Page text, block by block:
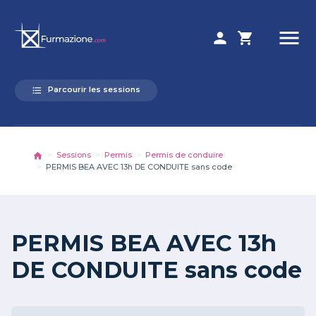
person shopping_cart menu
format_list_bulleted Parcourir les sessions
Sessions Permis
Permis de conduire
PERMIS BEA AVEC 13h DE CONDUITE sans code
PERMIS BEA AVEC 13h
DE CONDUITE sans code